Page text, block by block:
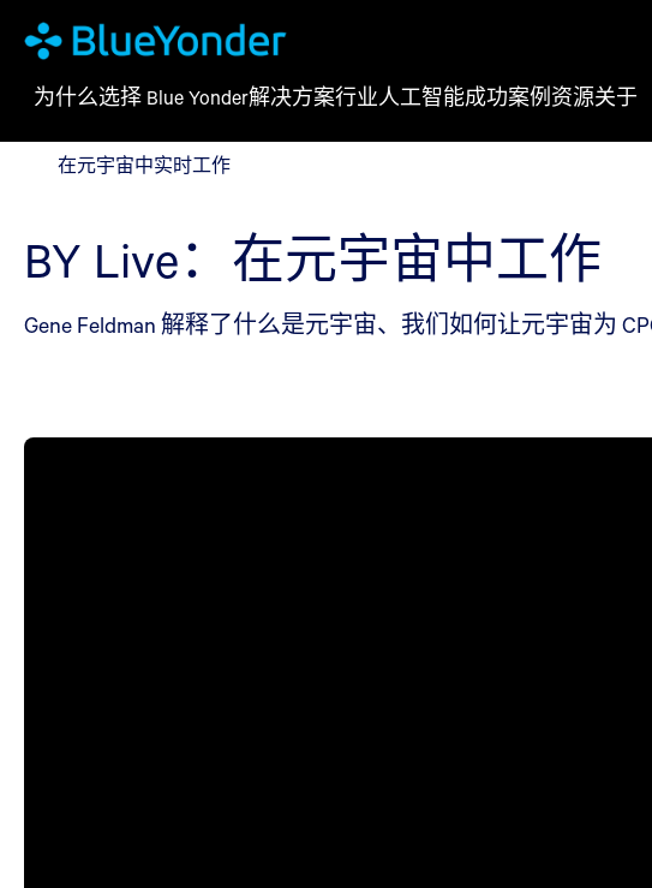
在元宇宙中实时工作
为什么选择 Blue Yonder解决方案行业人工智能成功案例 资源关于
在元宇宙中实时工作
BY Live：在元宇宙中工作
Gene Feldman 解释了什么是元宇宙、我们如何让元宇宙为